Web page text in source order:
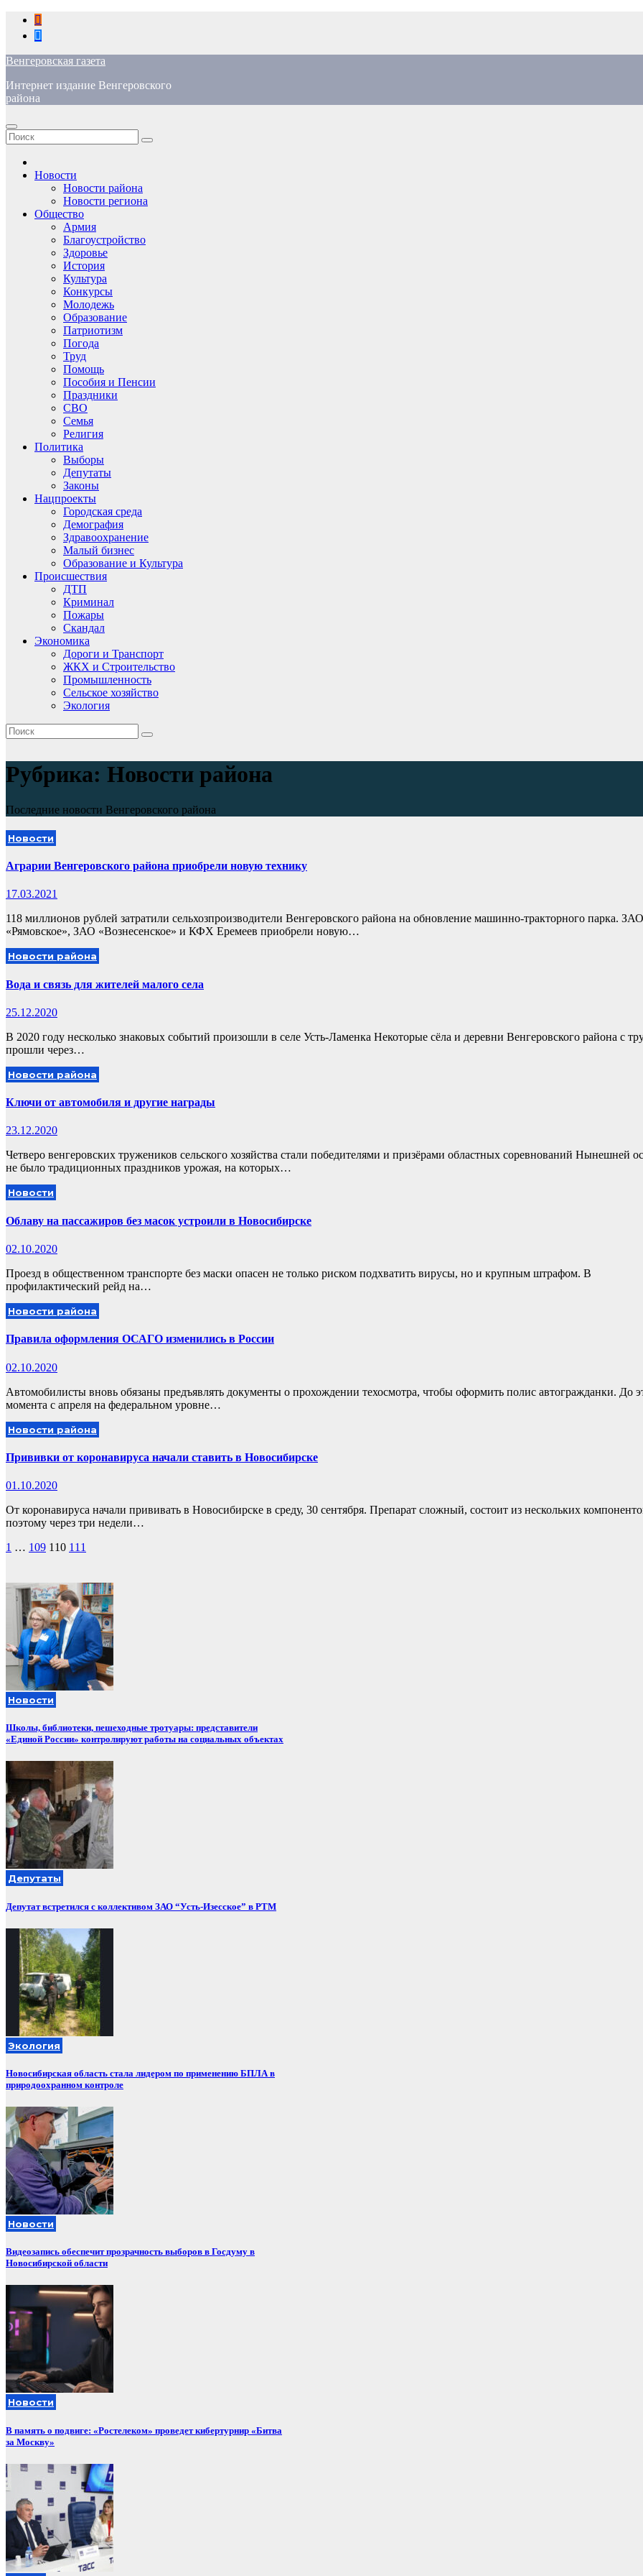
Перейти
содержимому
Венгеровская газета
Интернет издание Венгеровского
района
Новости
Новости района
Новости региона
Общество
Армия
Благоустройство
Здоровье
История
Культура
Конкурсы
Молодежь
Образование
Патриотизм
Погода
Труд
Помощь
Пособия и Пенсии
Праздники
СВО
Семья
Религия
Политика
Выборы
Депутаты
Законы
Нацпроекты
Городская среда
Демография
Здравоохранение
Малый бизнес
Образование и Культура
Происшествия
ДТП
Криминал
Пожары
Скандал
Экономика
Дороги и Транспорт
ЖКХ и Строительство
Промышленность
Сельское хозяйство
Экология
Рубрика: Новости района
Последние новости Венгеровского района
Новости
Аграрии Венгеровского района приобрели новую технику
17.03.2021
118 миллионов рублей затратили сельхозпроизводители Венгеровского района на обновление машинно-тракторного парка. ЗАО
«Рямовское», ЗАО «Вознесенское» и КФХ Еремеев приобрели новую…
Новости района
Вода и связь для жителей малого села
25.12.2020
В 2020 году несколько знаковых событий произошли в селе Усть-Ламенка Некоторые сёла и деревни Венгеровского района с
прошли через…
Новости района
Ключи от автомобиля и другие награды
23.12.2020
Четверо венгеровских тружеников сельского хозяйства стали победителями и призёрами областных соревнований Нынешней
не было традиционных праздников урожая, на которых…
Новости
Облаву на пассажиров без масок устроили в Новосибирске
02.10.2020
Проезд в общественном транспорте без маски опасен не только риском подхватить вирусы, но и крупным штрафом. В
профилактический рейд на…
Новости района
Правила оформления ОСАГО изменились в России
02.10.2020
Автомобилисты вновь обязаны предъявлять документы о прохождении техосмотра, чтобы оформить полис автогражданки. До
момента с апреля на федеральном уровне…
Новости района
Прививки от коронавируса начали ставить в Новосибирске
01.10.2020
От коронавируса начали прививать в Новосибирске в среду, 30 сентября. Препарат сложный, состоит из нескольких
поэтому через три недели…
Пагинация
1 … 109 110 111
Новости
Школы, библиотеки, пешеходные тротуары: представители
«Единой России» контролируют работы на социальных объектах
Депутаты
Депутат встретился с коллективом ЗАО “Усть-Изесское” в РТМ
Экология
Новосибирская область стала лидером по применению БПЛА в
природоохранном контроле
Новости
Видеозапись обеспечит прозрачность выборов в Госдуму в
Новосибирской области
Новости
В память о подвиге: «Ростелеком» проведет кибертурнир «Битва
за Москву»